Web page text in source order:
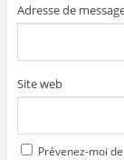
Adresse de
Site web
Prévenez-moi